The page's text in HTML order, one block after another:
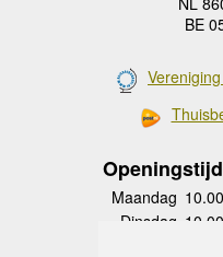
BE
Maandag
Dinsdag